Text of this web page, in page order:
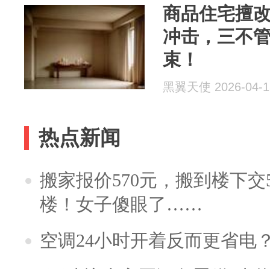
商品住宅擅
冲击，三不
束！
黑翼天使 2026-04-
热点新闻
搬家报价570元，搬到楼下
楼！女子傻眼了……
空调24小时开着反而更省电